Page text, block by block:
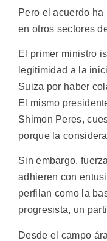
Pero el acuerdo
en otros sectores
El primer ministro
legitimidad a la
Suiza por haber
El mismo
Shimon Peres,
porque la
Sin embargo,
adhieren con
perfilan como la
progresista, un
Desde el campo